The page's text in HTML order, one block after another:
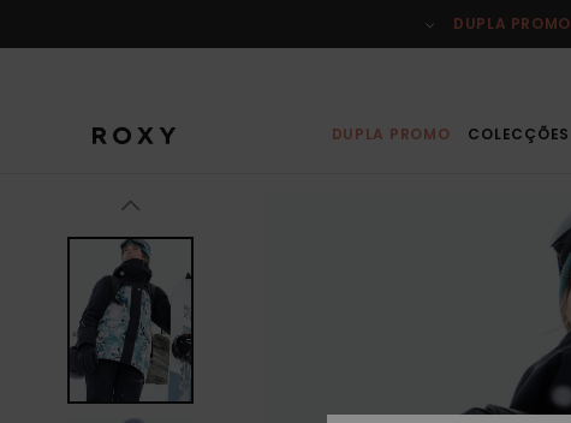
do
DUPLA PROMO
DUPLA PROMO COLECÇÕES